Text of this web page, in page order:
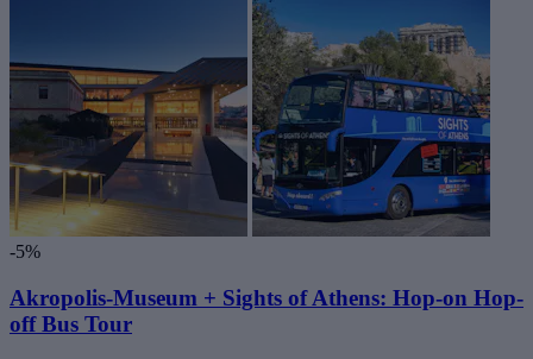
-5%
Akropolis-Museum + Sights of Athens: Hop-on Hop-
off Bus Tour